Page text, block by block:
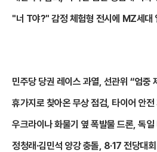
"너 T야?" 감정 체험형 전시에 MZ세대
민주당 당권 레이스 과열, 선관위 “엄중
휴가지로 찾아온 무상 점검, 타이어 안전
우크라이나 화물기 옆 폭발물 드론, 독일
정청래·김민석 양강 충돌, 8·17 전당대